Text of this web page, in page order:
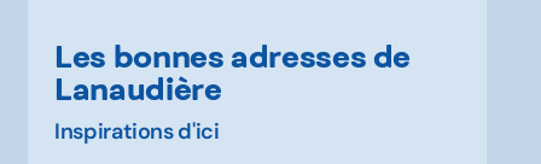
Les bonnes adresses de
Lanaudière
Inspirations d'ici